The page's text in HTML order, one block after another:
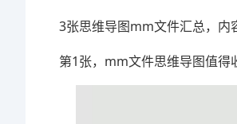
3张思维导图mm文件汇总，内
第1张，mm文件思维导图值得